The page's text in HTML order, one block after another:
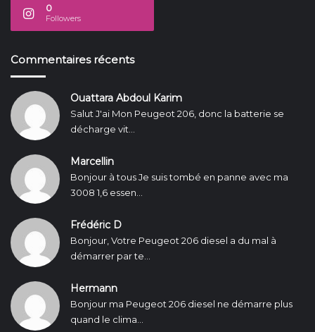
0
Followers
Commentaires récents
Ouattara Abdoul Karim
Salut J'ai Mon Peugeot 206, donc la batterie se
décharge vit...
Marcellin
Bonjour à tous Je suis tombé en panne avec ma
3008 1,6 essen...
Frédéric D
Bonjour, Votre Peugeot 206 diesel a du mal à
démarrer par te...
Hermann
Bonjour ma Peugeot 206 diesel ne démarre plus
quand le clima...